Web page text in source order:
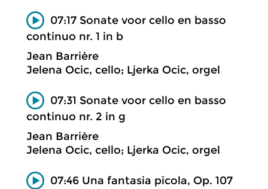
07:17 Sonate voor cello en basso
continuo nr. 1 in b
Jean Barrière
Jelena Ocic, cello; Ljerka Ocic, orgel
07:31 Sonate voor cello en basso
continuo nr. 2 in g
Jean Barrière
Jelena Ocic, cello; Ljerka Ocic, orgel
07:46 Una fantasia picola, Op. 107